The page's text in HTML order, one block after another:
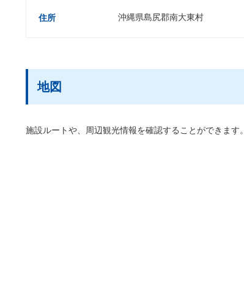
住所 沖縄県島尻郡南大東村
地図
施設ルートや、周辺観光情報を確認することができます。